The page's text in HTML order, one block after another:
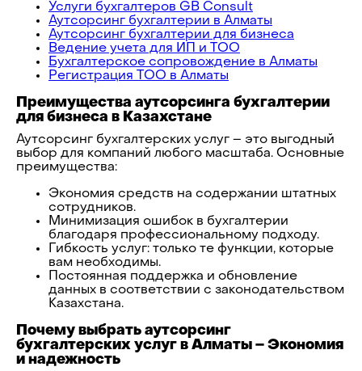
Услуги бухгалтеров GB Consult
Аутсорсинг бухгалтерии в Алматы
Аутсорсинг бухгалтерии для бизнеса
Ведение учета для ИП и ТОО
Бухгалтерское сопровождение в Алматы
Регистрация ТОО в Алматы
Преимущества аутсорсинга бухгалтерии
для бизнеса в Казахстане
Аутсорсинг бухгалтерских услуг – это выгодный
выбор для компаний любого масштаба. Основные
преимущества:
Экономия средств на содержании штатных
сотрудников.
Минимизация ошибок в бухгалтерии
благодаря профессиональному подходу.
Гибкость услуг: только те функции, которые
вам необходимы.
Постоянная поддержка и обновление
данных в соответствии с законодательством
Казахстана.
Почему выбрать аутсорсинг
бухгалтерских услуг в Алматы – Экономия
и надежность